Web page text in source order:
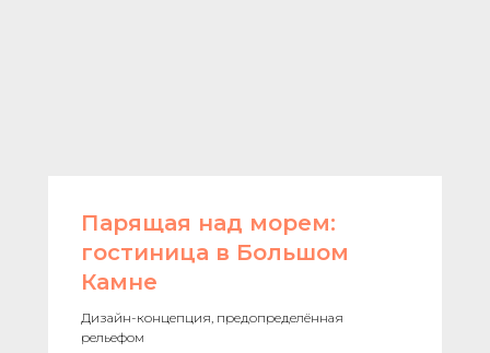
Парящая над морем:
гостиница в Большом
Камне
Дизайн-концепция, предопределённая
рельефом